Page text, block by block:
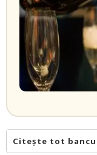
Citește tot